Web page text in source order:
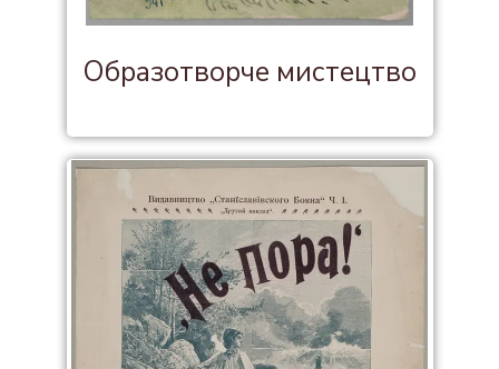
Образотворче мистецтво